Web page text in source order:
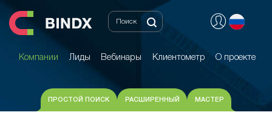
Компании Лиды Вебинары Клиентометр О проекте
Компании Лиды Вебинары Клиентометр О проекте
ПРОСТОЙ ПОИСК РАСШИРЕННЫЙ МАСТЕР